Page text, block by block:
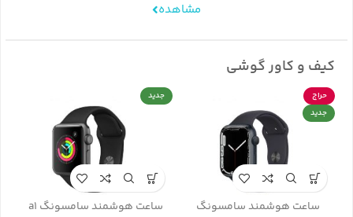
مشاهده
کیف و کاور گوشی
حراج
جدید
ساعت هوشمند سامسونگ
جدید
ساعت هوشمند سامسونگ a1